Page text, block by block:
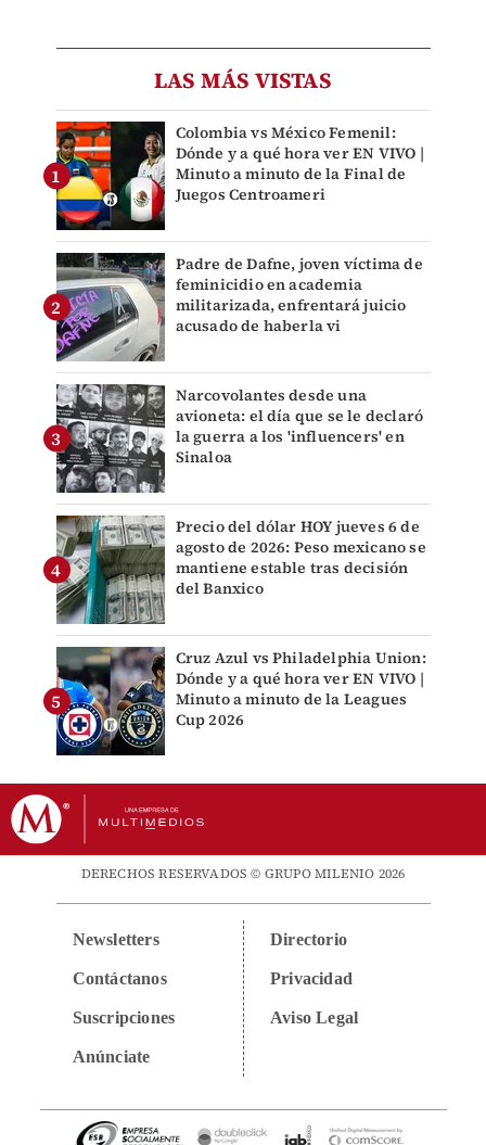
LAS MÁS VISTAS
Colombia vs México Femenil:
Dónde y a qué hora ver EN VIVO |
Minuto a minuto de la Final de
Juegos Centroameri
Padre de Dafne, joven víctima de
feminicidio en academia
militarizada, enfrentará juicio
acusado de haberla vi
Narcovolantes desde una
avioneta: el día que se le declaró
la guerra a los 'influencers' en
Sinaloa
Precio del dólar HOY jueves 6 de
agosto de 2026: Peso mexicano se
mantiene estable tras decisión
del Banxico
Cruz Azul vs Philadelphia Union:
Dónde y a qué hora ver EN VIVO |
Minuto a minuto de la Leagues
Cup 2026
DERECHOS RESERVADOS © GRUPO MILENIO 2026
Newsletters
Contáctanos
Suscripciones
Anúnciate
Directorio
Privacidad
Aviso Legal